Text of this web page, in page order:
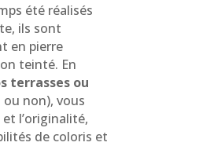
été réalisés
ils sont
en pierre
teinté. En
terrasses ou
non), vous
l’originalité,
de coloris et